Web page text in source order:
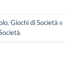
, Giochi di Società e
.